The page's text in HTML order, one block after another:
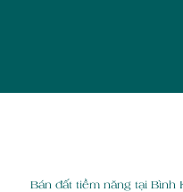
Bán đất tiềm năng tại Bình